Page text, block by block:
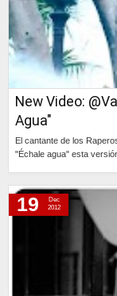
New Video:
Agua"
El cantante de los
"Échale agua" esta
19
Dec
2012